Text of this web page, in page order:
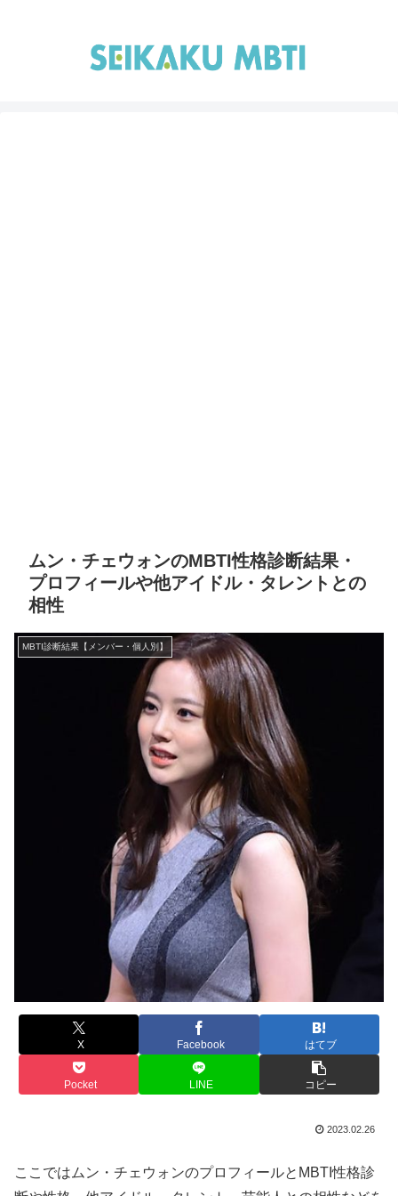
ムン・チェウォンのMBTI性格診断結果・
プロフィールや他アイドル・タレントとの
相性
MBTI診断結果【メンバー・個人別】
X Facebook はてブ
Pocket LINE コピー
2023.02.26
ここではムン・チェウォンのプロフィールとMBTI性格診